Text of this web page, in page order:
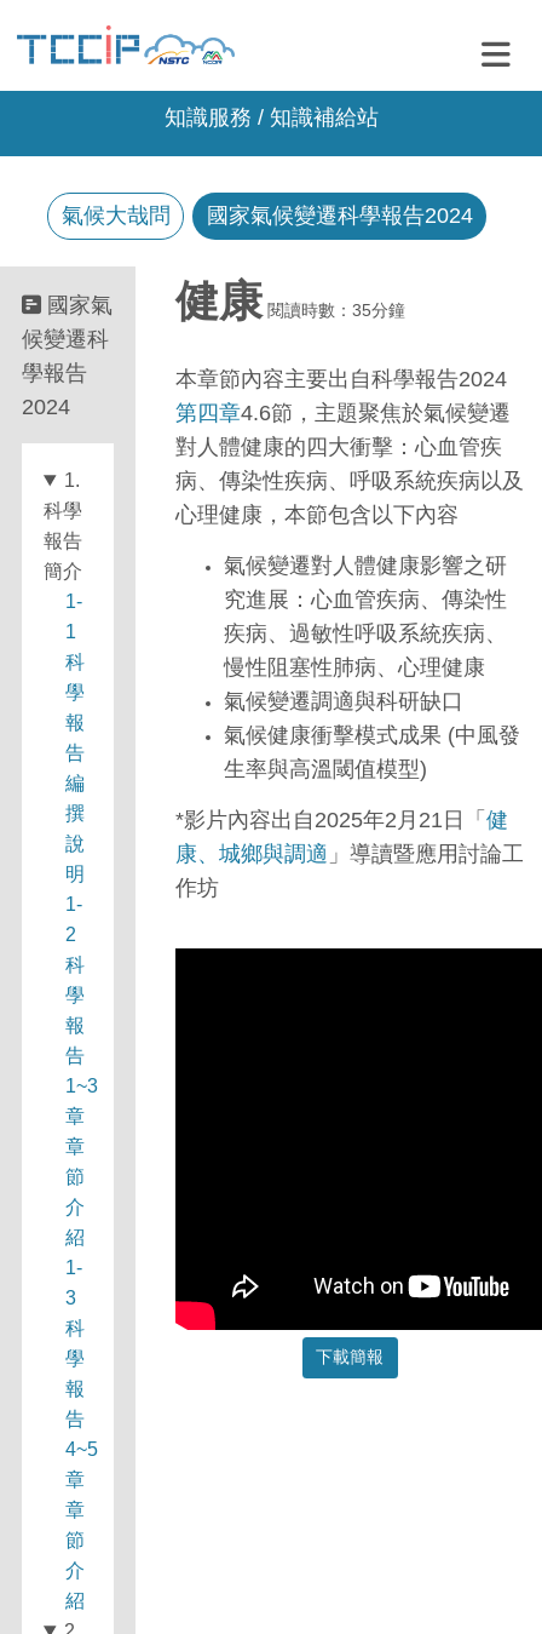
知識服務 / 知識補給站
氣候大哉問 國家氣候變遷科學報告2024
國家氣
候變遷科
學報告
2024
1.
科學
報告
簡介
1-
1
科
學
報
告
編
撰
說
明
1-
2
科
學
報
告
1~3
章
章
節
介
紹
1-
3
科
學
報
告
4~5
章
章
節
介
紹
健康 閱讀時數：35分鐘
本章節內容主要出自科學報告2024
第四章4.6節，主題聚焦於氣候變遷
對人體健康的四大衝擊：心血管疾
病、傳染性疾病、呼吸系統疾病以及
心理健康，本節包含以下內容
氣候變遷對人體健康影響之研
究進展：心血管疾病、傳染性
疾病、過敏性呼吸系統疾病、
慢性阻塞性肺病、心理健康
氣候變遷調適與科研缺口
氣候健康衝擊模式成果 (中風發
生率與高溫閾值模型)
*影片內容出自2025年2月21日「 健
康、城鄉與調適 」導讀暨應用討論工
作坊
下載簡報